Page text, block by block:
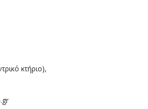
κτήριο),